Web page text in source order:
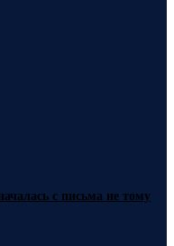
с письма не тому